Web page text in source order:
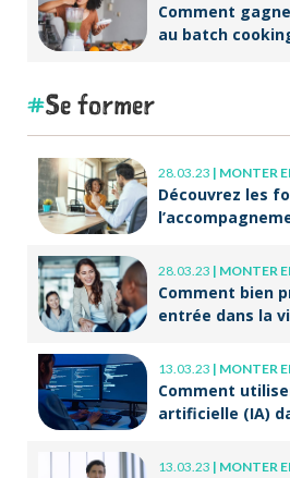
Comment
au batch
Se former
28.03.23 | MONTER
Découvrez les
28.03.23 | MONTER
Comment bien
entrée dans la
13.03.23 | MONTER
Comment
artificielle (IA)
13.03.23 | MONTER